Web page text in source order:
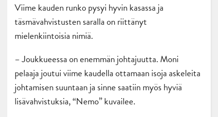
Viime kauden runko pysyi hyvin kasassa ja
täsmävahvistusten saralla on riittänyt
mielenkiintoisia nimiä.
– Joukkueessa on enemmän johtajuutta. Moni
pelaaja joutui viime kaudella ottamaan isoja askeleita
johtamisen suuntaan ja sinne saatiin myös hyviä
lisävahvistuksia, “Nemo” kuvailee.